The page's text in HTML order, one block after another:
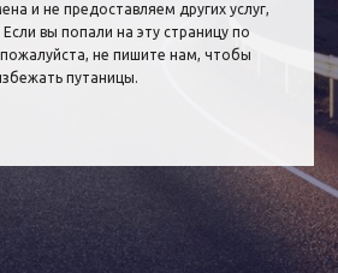
и не предоставляем других услуг,
вы попали на эту страницу по
не пишите нам, чтобы
путаницы.